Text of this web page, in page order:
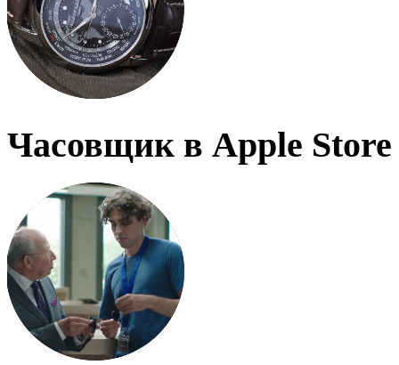
Часовщик в Apple Store